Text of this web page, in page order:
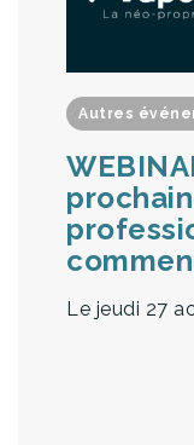
Autres
Le jeudi 27